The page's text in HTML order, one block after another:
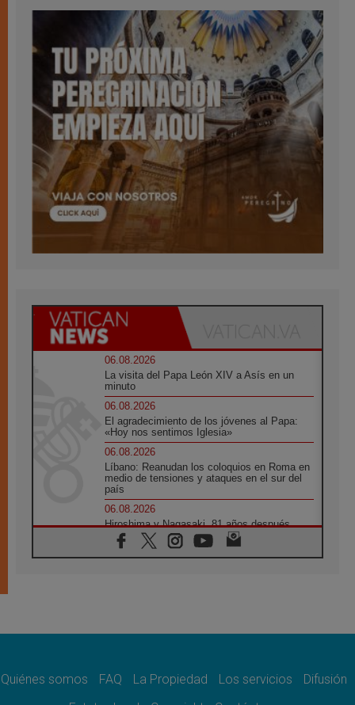
06.08.2026
La visita del Papa León XIV a Asís en un
minuto
06.08.2026
El agradecimiento de los jóvenes al Papa:
«Hoy nos sentimos Iglesia»
06.08.2026
Líbano: Reanudan los coloquios en Roma en
medio de tensiones y ataques en el sur del
país
06.08.2026
Hiroshima y Nagasaki, 81 años después.
Comienzan "Diez Días Oración por la Paz"
06.08.2026
derriba los muros que separan
Quiénes somos FAQ La Propiedad Los servicios
Difusión